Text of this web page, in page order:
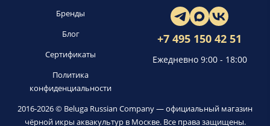
Бренды
Блог
Сертификаты
Политика
конфиденциальности
+7 495 150 42 51
Ежедневно 9:00 - 18:00
2016-2026 © Beluga Russian Company — официальный магазин
чёрной икры аквакультур в Москве. Все права защищены.